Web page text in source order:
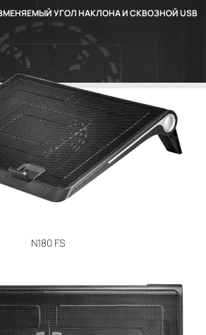
УГОЛ НАКЛОНА И СКВОЗНОЙ USB
N180 FS